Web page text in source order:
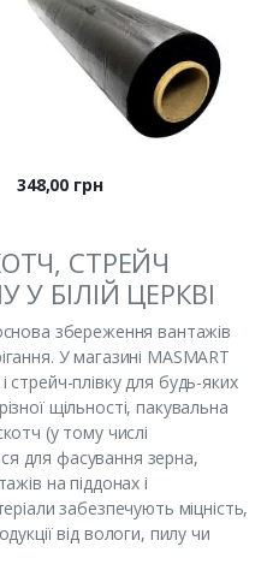
Ціна
348,00 грн
СТРЕЙЧ
У БІЛІЙ ЦЕРКВІ
збереження вантажів
У магазині MASMART
плівку для будь-яких
щільності, пакувальна
(у тому числі
для фасування зерна,
на піддонах і
забезпечують міцність,
від вологи, пилу чи